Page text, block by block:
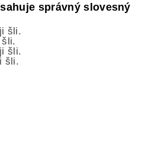
správný slovesný
šli.
šli.
šli.
šli.